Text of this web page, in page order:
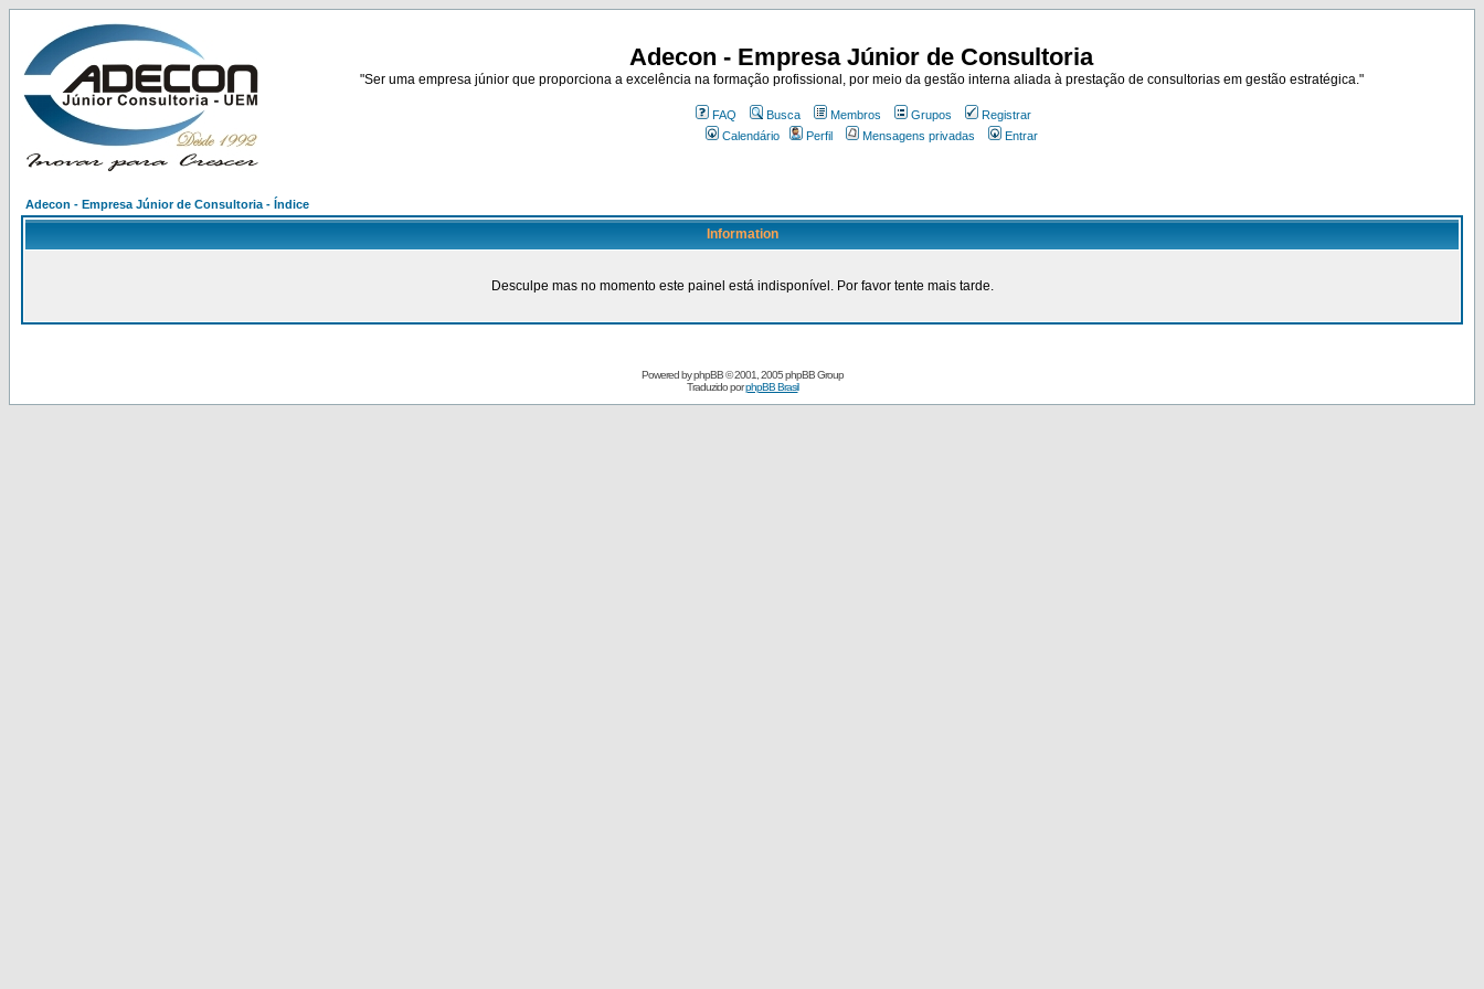
Adecon - Empresa Júnior de Consultoria
"Ser uma empresa júnior que proporciona a excelência na formação profissional, por meio da gestão interna aliada à prestação de consultorias em gestão estratégica."
FAQ Busca Membros Grupos
Registrar
Calendário
Perfil Mensagens privadas Entrar
Adecon - Empresa Júnior de Consultoria - Índice
Information
Desculpe mas no momento este painel está indisponível. Por favor tente mais tarde.
Powered byphpBB© 2001, 2005 phpBB Group
Traduzido porphpBB Brasil